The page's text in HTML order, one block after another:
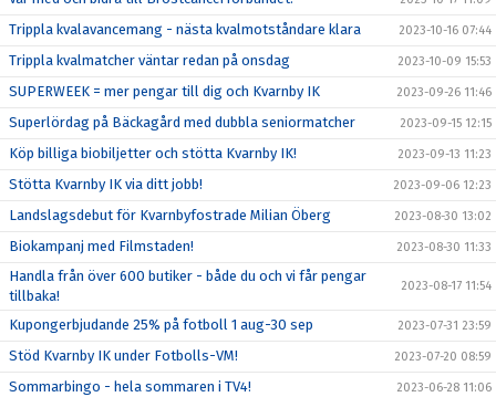
Trippla kvalavancemang - nästa kvalmotståndare klara 2023-10-16 07:44
Trippla kvalmatcher väntar redan på onsdag 2023-10-09 15:53
SUPERWEEK = mer pengar till dig och Kvarnby IK 2023-09-26 11:46
Superlördag på Bäckagård med dubbla seniormatcher 2023-09-15 12:15
Köp billiga biobiljetter och stötta Kvarnby IK! 2023-09-13 11:23
Stötta Kvarnby IK via ditt jobb! 2023-09-06 12:23
Landslagsdebut för Kvarnbyfostrade Milian Öberg 2023-08-30 13:02
Biokampanj med Filmstaden! 2023-08-30 11:33
Handla från över 600 butiker - både du och vi får pengar
tillbaka!
2023-08-17 11:54
Kupongerbjudande 25% på fotboll 1 aug-30 sep 2023-07-31 23:59
Stöd Kvarnby IK under Fotbolls-VM! 2023-07-20 08:59
Sommarbingo - hela sommaren i TV4! 2023-06-28 11:06